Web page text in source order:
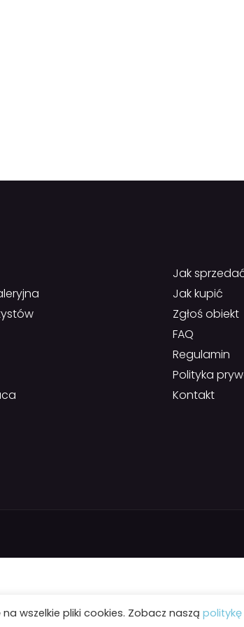
Jak
Jak kupić
Zgłoś obiekt
FAQ
Regulamin
Polityka
Kontakt
wszelkie pliki cookies. Zobacz naszą politykę